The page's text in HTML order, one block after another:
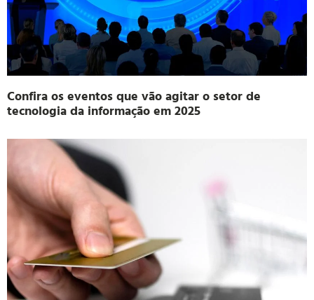
Confira os eventos que vão agitar o setor de
tecnologia da informação em 2025